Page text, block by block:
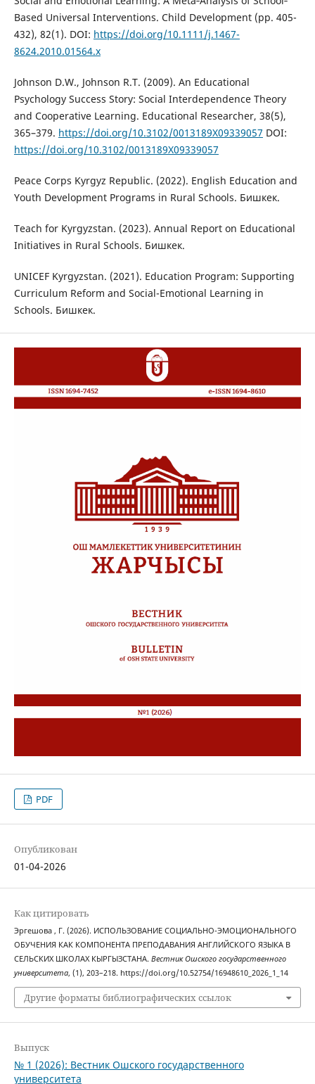
Based Universal Interventions. Child Development (рр. 405-
432), 82(1). DOI: https://doi.org/10.1111/j.1467-
8624.2010.01564.x
Johnson D.W., Johnson R.T. (2009). An Educational
Psychology Success Story: Social Interdependence Theory
and Cooperative Learning. Educational Researcher, 38(5),
365–379. https://doi.org/10.3102/0013189X09339057 DOI:
https://doi.org/10.3102/0013189X09339057
Peace Corps Kyrgyz Republic. (2022). English Education and
Youth Development Programs in Rural Schools. Бишкек.
Teach for Kyrgyzstan. (2023). Annual Report on Educational
Initiatives in Rural Schools. Бишкек.
UNICEF Kyrgyzstan. (2021). Education Program: Supporting
Curriculum Reform and Social-Emotional Learning in
Schools. Бишкек.
PDF
Опубликован
01-04-2026
Как цитировать
Эргешова , Г. (2026). ИСПОЛЬЗОВАНИЕ СОЦИАЛЬНО-ЭМОЦИОНАЛЬНОГО
ОБУЧЕНИЯ КАК КОМПОНЕНТА ПРЕПОДАВАНИЯ АНГЛИЙСКОГО ЯЗЫКА В
СЕЛЬСКИХ ШКОЛАХ КЫРГЫЗСТАНА. Вестник Ошского государственного
университета, (1), 203–218. https://doi.org/10.52754/16948610_2026_1_14
Другие форматы библиографических ссылок
Выпуск
№ 1 (2026): Вестник Ошского государственного
университета